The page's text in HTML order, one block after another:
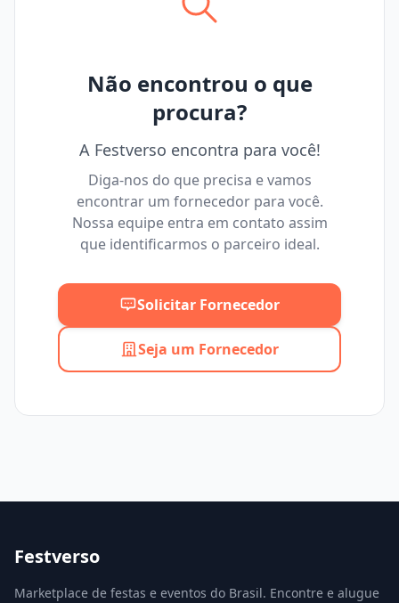
Máximo
Não encontrou o que
procura?
A Festverso encontra para você!
Diga-nos do que precisa e vamos
encontrar um fornecedor para você.
Nossa equipe entra em contato assim
que identificarmos o parceiro ideal.
Solicitar Fornecedor
Seja um Fornecedor
Festverso
Marketplace de festas e eventos do Brasil. Encontre e alugue